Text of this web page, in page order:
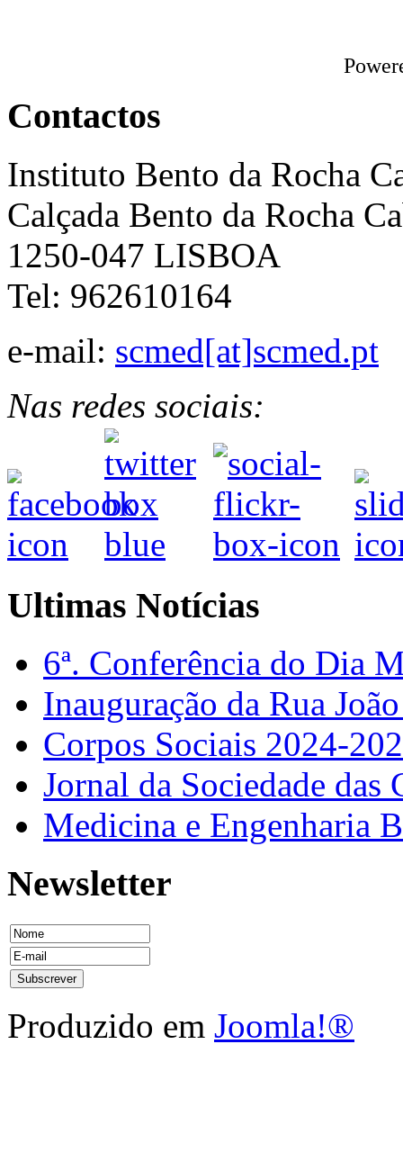
Contactos
Instituto Bento da Rocha
Calçada Bento da Rocha
1250-047 LISBOA
Tel: 962610164
e-mail: scmed[at]scmed.pt
Nas redes sociais:
Ultimas Notícias
6ª. Conferência do Dia
Inauguração da Rua
Corpos Sociais 2024-
Jornal da Sociedade
Medicina e Engenharia
Newsletter
Produzido em Joomla!®